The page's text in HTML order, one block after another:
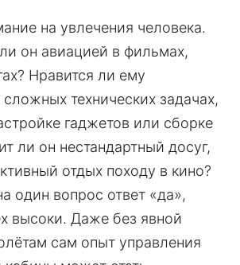
на увлечения человека.
он авиацией в фильмах,
Нравится ли ему
технических задачах,
гаджетов или сборке
ли он нестандартный досуг,
отдых походу в кино?
один вопрос ответ «да»,
высоки. Даже без явной
сам опыт управления